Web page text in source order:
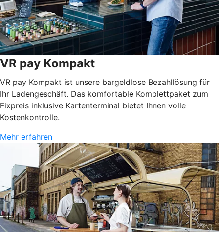
VR pay Kompakt
VR pay Kompakt ist unsere bargeldlose Bezahllösung für
Ihr Ladengeschäft. Das komfortable Komplettpaket zum
Fixpreis inklusive Kartenterminal bietet Ihnen volle
Kostenkontrolle.
Mehr erfahren